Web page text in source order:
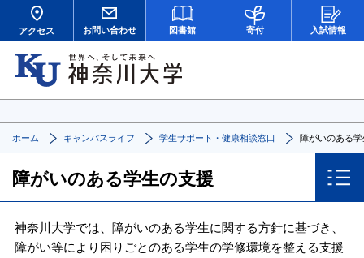
アクセス お問い合わせ 図書館 寄付 入試情報
ホーム キャンパスライフ 学生サポート・健康相談窓口 障がいのある
障がいのある学生の支援
神奈川大学では、障がいのある学生に関する方針に基づき、
障がい等により困りごとのある学生の学修環境を整える支援